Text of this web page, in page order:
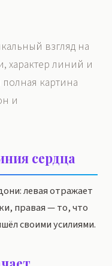
взгляд на
характер линий и
картина
и
сердца
левая отражает
правая — то, что
своими усилиями.